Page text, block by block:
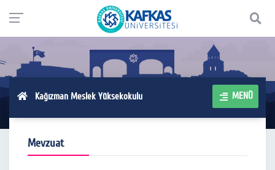
Kağızman Meslek Yüksekokulu MENÜ
Mevzuat